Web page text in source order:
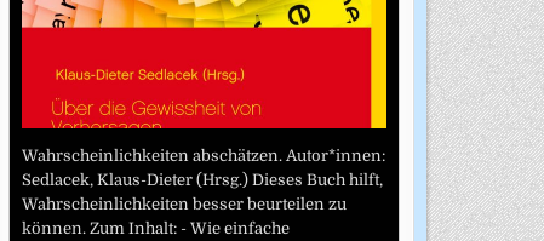
Wahrscheinlichkeiten abschätzen. Autor*innen:
Sedlacek, Klaus-Dieter (Hrsg.) Dieses Buch hilft,
Wahrscheinlichkeiten besser beurteilen zu
können. Zum Inhalt: - Wie einfache